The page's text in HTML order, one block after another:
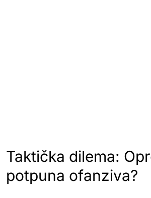
Taktička dilema:
potpuna ofanziva?